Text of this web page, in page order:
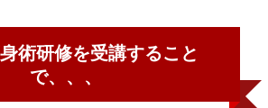
術研修を受講すること
で、、、